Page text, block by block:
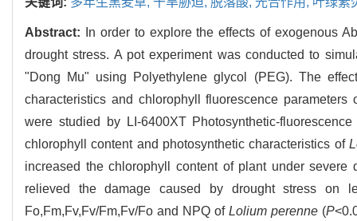
Abstract:
In order to explore the effects of exogenous
drought stress. A pot experiment was conducted to
"Dong Mu" using Polyethylene glycol (PEG). The
characteristics and chlorophyll fluorescence parameters
were studied by LI-6400XT Photosynthetic-
chlorophyll content and photosynthetic characteristics of
increased the chlorophyll content of plant under severe
relieved the damage caused by drought stress on
Fo,Fm,Fv,Fv/Fm,Fv/Fo and NPQ of Lolium perenne (P